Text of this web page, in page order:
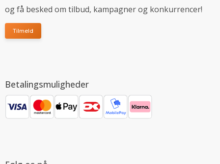
og få besked om tilbud, kampagner og konkurrencer!
Tilmeld
Betalingsmuligheder